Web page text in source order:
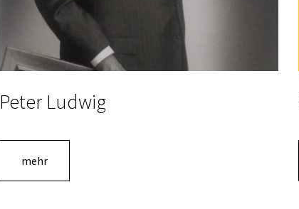
Peter Ludwig
mehr